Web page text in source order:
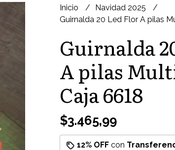
Inicio
Navidad 2025
Guirnalda 20 Led Flor A pilas
Guirnalda
A pilas
Caja 6618
$3.465,99
12% OFF con